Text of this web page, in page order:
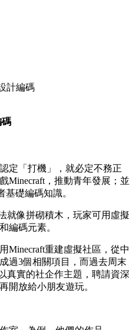
計編碼
碼
定「打機」，就必定不務正
Minecraft，推動青年發展；並
基礎編碼知識。
就像拼砌積木，玩家可用虛擬
編碼元素。
Minecraft重建虛擬社區，從中
過3個相關項目，而過去周末
真實的社企作主題，聘請資深
開放給小朋友遊玩。